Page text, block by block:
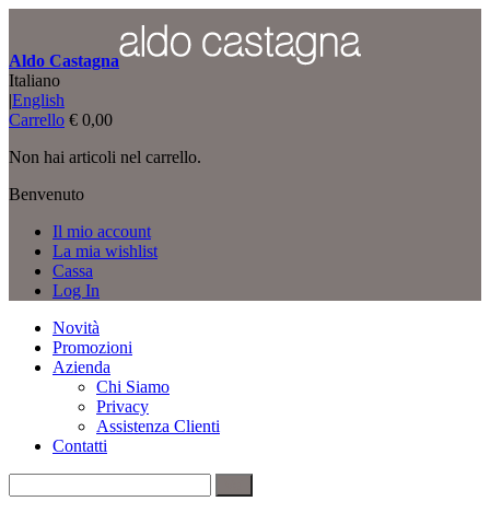
Aldo Castagna
Italiano
|English
Carrello € 0,00
Non hai articoli nel carrello.
Benvenuto
Il mio account
La mia wishlist
Cassa
Log In
Novità
Promozioni
Azienda
Chi Siamo
Privacy
Assistenza Clienti
Contatti